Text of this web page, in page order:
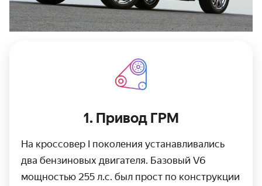
1. Привод ГРМ
На кроссовер I поколения устанавливались
два бензиновых двигателя. Базовый V6
мощностью 255 л.с. был прост по конструкции